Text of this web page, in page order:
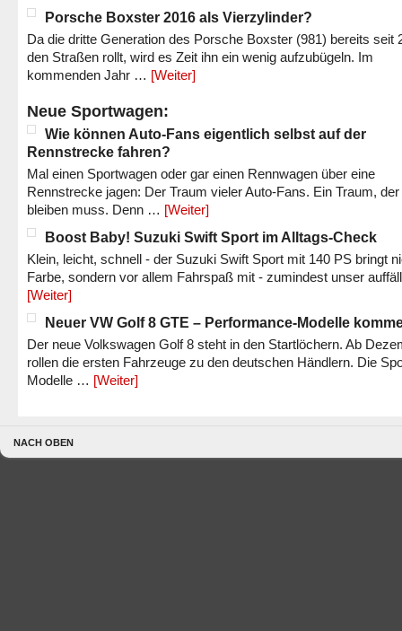
Porsche Boxster 2016 als Vierzylinder?
Da die dritte Generation des Porsche Boxster (981) bereits seit
den Straßen rollt, wird es Zeit ihn ein wenig aufzubügeln. Im
kommenden Jahr … [Weiter]
Neue Sportwagen:
Wie können Auto-Fans eigentlich selbst auf der
Rennstrecke fahren?
Mal einen Sportwagen oder gar einen Rennwagen über eine
Rennstrecke jagen: Der Traum vieler Auto-Fans. Ein Traum,
bleiben muss. Denn … [Weiter]
Boost Baby! Suzuki Swift Sport im Alltags-Check
Klein, leicht, schnell - der Suzuki Swift Sport mit 140 PS bringt
Farbe, sondern vor allem Fahrspaß mit - zumindest unser
[Weiter]
Neuer VW Golf 8 GTE – Performance-Modelle
Der neue Volkswagen Golf 8 steht in den Startlöchern. Ab
rollen die ersten Fahrzeuge zu den deutschen Händlern. Die
Modelle … [Weiter]
NACH OBEN